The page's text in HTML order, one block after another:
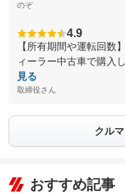
のぞ
4.9
【所有期間や運転回数
ィーラー中古車で購入
見る
取締役さん
クル
おすすめ記事